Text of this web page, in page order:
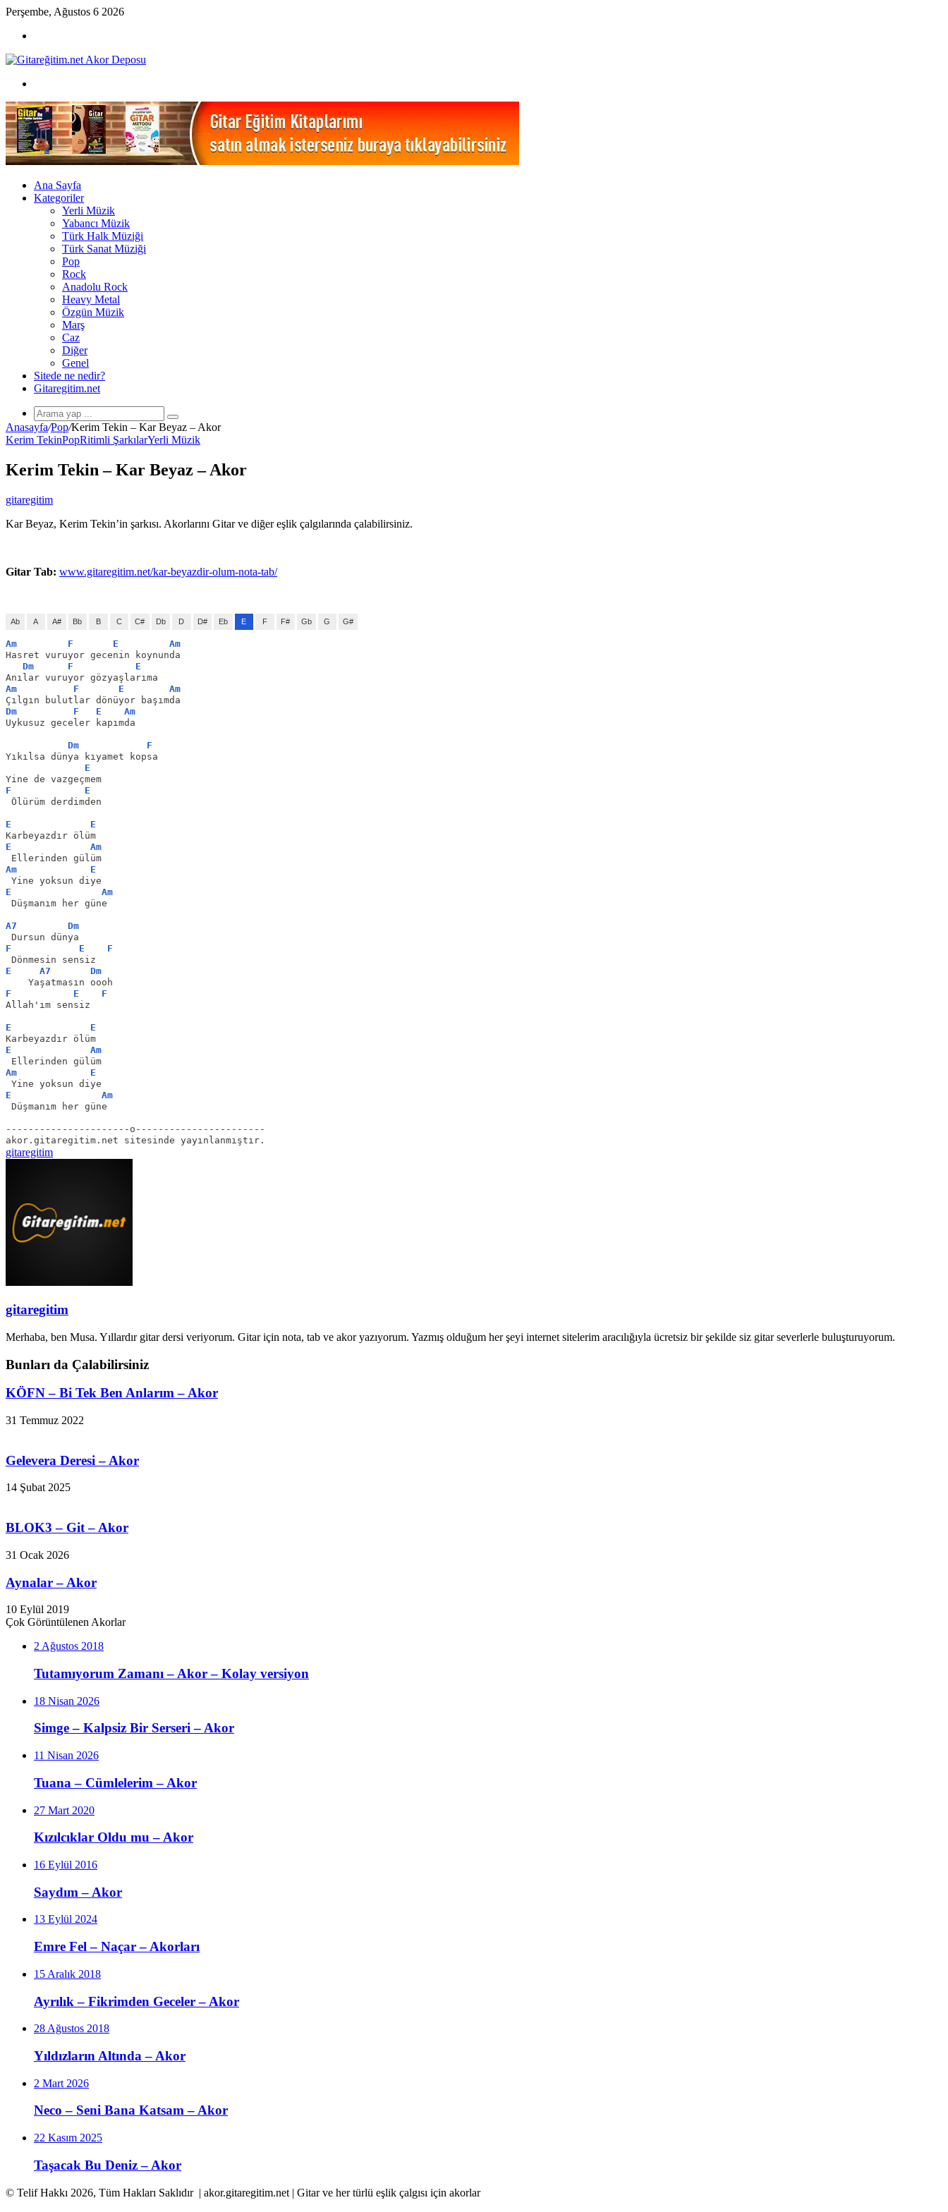
Perşembe, Ağustos 6 2026
...
Ana Sayfa
Kategoriler
Yerli Müzik
Yabancı Müzik
Türk Halk Müziği
Türk Sanat Müziği
Pop
Rock
Anadolu Rock
Heavy Metal
Özgün Müzik
Marş
Caz
Diğer
Genel
Sitede ne nedir?
Gitaregitim.net
Arama
yap
...
Anasayfa/Pop/Kerim Tekin – Kar Beyaz – Akor
Kerim TekinPopRitimli ŞarkılarYerli Müzik
Kerim Tekin – Kar Beyaz – Akor
gitaregitim
Kar Beyaz, Kerim Tekin’in şarkısı. Akorlarını Gitar ve diğer eşlik çalgılarında çalabilirsiniz.
Gitar Tab: www.gitaregitim.net/kar-beyazdir-olum-nota-tab/
Ab A A# Bb B C C# Db D D# Eb E F F# Gb G G#
Am F E
Am
Hasret vuruyor gecenin koynunda
Dm
F
E
Anılar vuruyor gözyaşlarıma
Am
F E
Am
Çılgın bulutlar dönüyor başımda
Dm
F E
Am
Uykusuz geceler kapımda
Dm
F
Yıkılsa dünya kıyamet kopsa
E
Yine de vazgeçmem
F
E
Ölürüm derdimden
E
E
Karbeyazdır ölüm
E
Am
Ellerinden gülüm
Am
E
Yine yoksun diye
E
Am
Düşmanım her güne
A7
Dm
Dursun dünya
F
E
F
Dönmesin sensiz
E
A7
Dm
    Yaşatmasın oooh
F
E
F
Allah'ım sensiz
E
E
Karbeyazdır ölüm
E
Am
Ellerinden gülüm
Am
E
Yine yoksun diye
E
Am
Düşmanım her güne
----------------------o-----------------------
akor.gitaregitim.net sitesinde yayınlanmıştır.
gitaregitim
gitaregitim
Merhaba, ben Musa. Yıllardır gitar dersi veriyorum. Gitar için nota, tab ve akor yazıyorum. Yazmış olduğum her şeyi internet sitelerim aracılığıyla ücretsiz bir şekilde siz gitar severlerle buluşturuyorum.
Bunları da Çalabilirsiniz
KÖFN – Bi Tek Ben Anlarım – Akor
31 Temmuz 2022
Gelevera Deresi – Akor
14 Şubat 2025
BLOK3 – Git – Akor
31 Ocak 2026
Aynalar – Akor
10 Eylül 2019
Çok Görüntülenen Akorlar
2 Ağustos 2018
Tutamıyorum Zamanı – Akor – Kolay versiyon
18 Nisan 2026
Simge – Kalpsiz Bir Serseri – Akor
11 Nisan 2026
Tuana – Cümlelerim – Akor
27 Mart 2020
Kızılcıklar Oldu mu – Akor
16 Eylül 2016
Saydım – Akor
13 Eylül 2024
Emre Fel – Naçar – Akorları
15 Aralık 2018
Ayrılık – Fikrimden Geceler – Akor
28 Ağustos 2018
Yıldızların Altında – Akor
2 Mart 2026
Neco – Seni Bana Katsam – Akor
22 Kasım 2025
Taşacak Bu Deniz – Akor
© Telif Hakkı 2026, Tüm Hakları Saklıdır | akor.gitaregitim.net | Gitar ve her türlü eşlik çalgısı için akorlar